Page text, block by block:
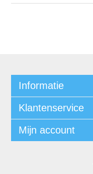
Informatie
Klantenservice
Mijn account